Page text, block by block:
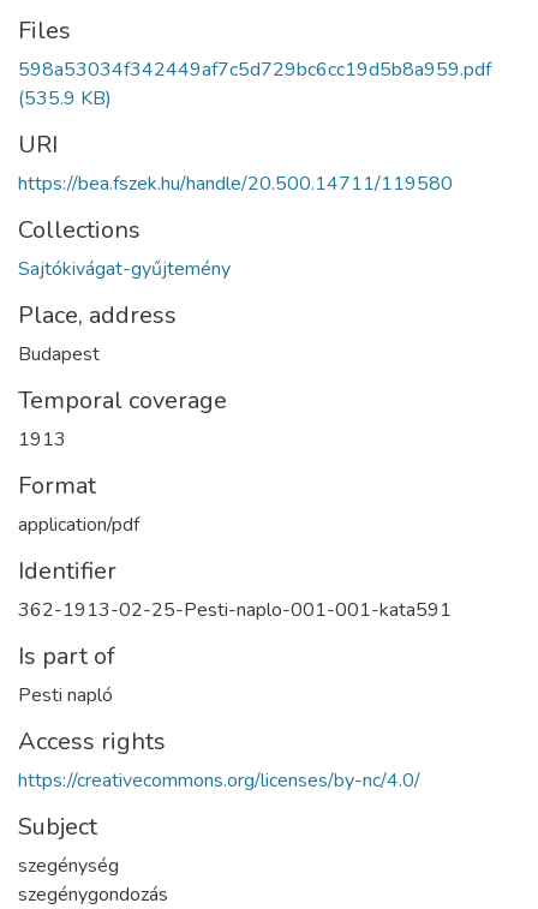
Files
598a53034f342449af7c5d729bc6cc19d5b8a959.pdf
(535.9 KB)
URI
https://bea.fszek.hu/handle/20.500.14711/119580
Collections
Sajtókivágat-gyűjtemény
Place, address
Budapest
Temporal coverage
1913
Format
application/pdf
Identifier
362-1913-02-25-Pesti-naplo-001-001-kata591
Is part of
Pesti napló
Access rights
https://creativecommons.org/licenses/by-nc/4.0/
Subject
szegénység
szegénygondozás